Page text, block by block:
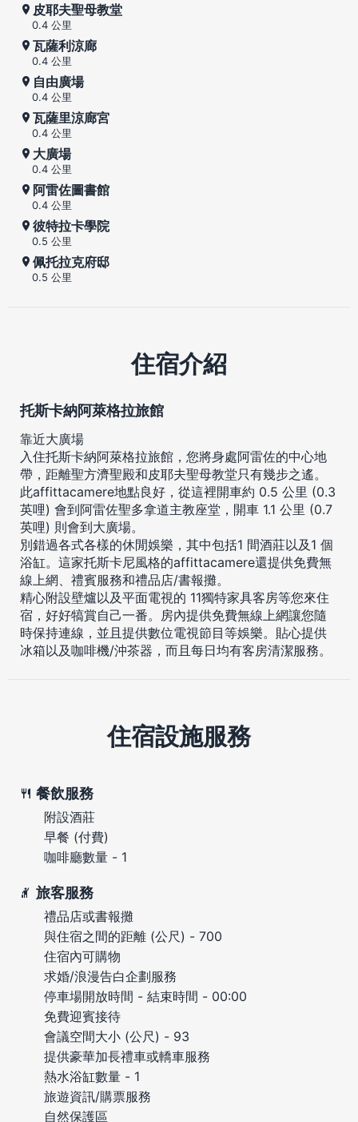
皮耶夫聖母教堂
0.4 公里
瓦薩利涼廊
0.4 公里
自由廣場
0.4 公里
瓦薩里涼廊宮
0.4 公里
大廣場
0.4 公里
阿雷佐圖書館
0.4 公里
彼特拉卡學院
0.5 公里
佩托拉克府邸
0.5 公里
住宿介紹
托斯卡納阿萊格拉旅館
靠近大廣場
入住托斯卡納阿萊格拉旅館，您將身處阿雷佐的中心地
帶，距離聖方濟聖殿和皮耶夫聖母教堂只有幾步之遙。
此affittacamere地點良好，從這裡開車約 0.5 公里 (0.3
英哩) 會到阿雷佐聖多拿道主教座堂，開車 1.1 公里 (0.7
英哩) 則會到大廣場。
別錯過各式各樣的休閒娛樂，其中包括1 間酒莊以及1 個
浴缸。這家托斯卡尼風格的affittacamere還提供免費無
線上網、禮賓服務和禮品店/書報攤。
精心附設壁爐以及平面電視的 11獨特家具客房等您來住
宿，好好犒賞自己一番。房內提供免費無線上網讓您隨
時保持連線，並且提供數位電視節目等娛樂。貼心提供
冰箱以及咖啡機/沖茶器，而且每日均有客房清潔服務。
住宿設施服務
餐飲服務
附設酒莊
早餐 (付費)
咖啡廳數量 - 1
旅客服務
禮品店或書報攤
與住宿之間的距離 (公尺) - 700
住宿內可購物
求婚/浪漫告白企劃服務
停車場開放時間 - 結束時間 - 00:00
免費迎賓接待
會議空間大小 (公尺) - 93
提供豪華加長禮車或轎車服務
熱水浴缸數量 - 1
旅遊資訊/購票服務
自然保護區